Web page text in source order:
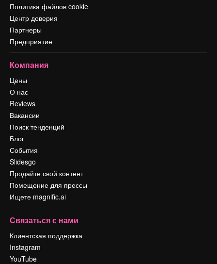
Политика файлов cookie
Центр доверия
Партнеры
Предприятие
Компания
Цены
О нас
Reviews
Вакансии
Поиск тенденций
Блог
События
Slidesgo
Продайте свой контент
Помещение для прессы
Ищете magnific.ai
Связаться с нами
Клиентская поддержка
Instagram
YouTube